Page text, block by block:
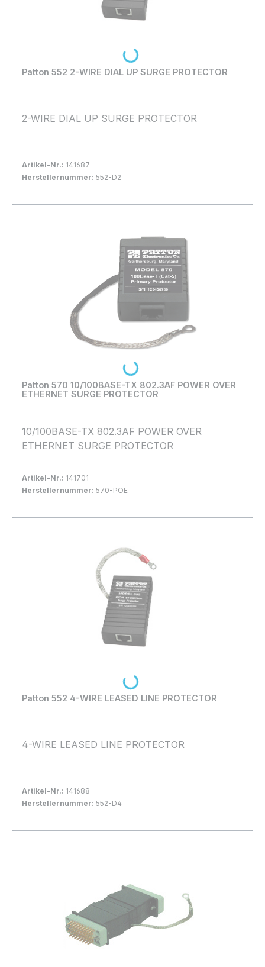
Patton 552 2-WIRE DIAL UP SURGE PROTECTOR
2-WIRE DIAL UP SURGE PROTECTOR
Artikel-Nr.: 141687
Herstellernummer: 552-D2
In den Warenkorb
Loading...
Patton 570 10/100BASE-TX 802.3AF POWER OVER
ETHERNET SURGE PROTECTOR
10/100BASE-TX 802.3AF POWER OVER
ETHERNET SURGE PROTECTOR
Artikel-Nr.: 141701
Herstellernummer: 570-POE
In den Warenkorb
Loading...
Patton 552 4-WIRE LEASED LINE PROTECTOR
4-WIRE LEASED LINE PROTECTOR
Artikel-Nr.: 141688
Herstellernummer: 552-D4
In den Warenkorb
Loading...